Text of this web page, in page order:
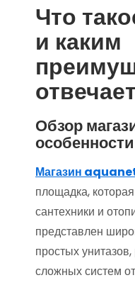
Что
и каким
отвечает
Обзор
особенности
Магазин
площадка,
сантехники и
представлен
простых
сложных систем